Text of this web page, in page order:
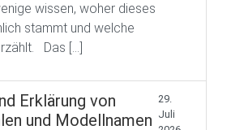
wissen, woher dieses
stammt und welche
Das […]
Erklärung von
und Modellnamen
29.
Juli